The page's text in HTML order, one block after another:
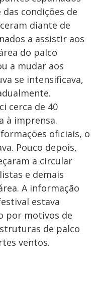
condições de
diante de
a assistir aos
do palco
a mudar aos
se intensificava,
cerca de 40
à imprensa.
oficiais, o
Pouco depois,
a circular
e demais
A informação
estava
por motivos de
de palco
ventos.